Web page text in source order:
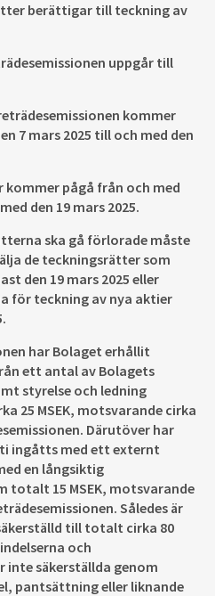
berättigar till teckning av
uppgår till
kommer
7 mars 2025 till och med den
pågå från och med
den 19 mars 2025.
ska gå förlorade måste
de teckningsrätter som
den 19 mars 2025 eller
för teckning av nya aktier
har Bolaget erhållit
ett antal av Bolagets
styrelse och ledning
25 MSEK, motsvarande cirka
Därutöver har
ingåtts med ett externt
en långsiktig
totalt 15 MSEK, motsvarande
Således är
till totalt cirka 80
och
inte säkerställda genom
pantsättning eller liknande